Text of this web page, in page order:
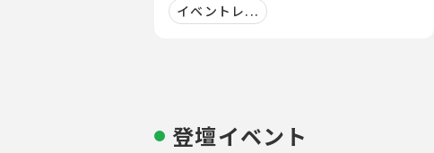
イベントレ...
登壇イベント